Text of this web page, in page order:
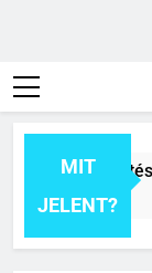
MIT
JELENT?
jelentése